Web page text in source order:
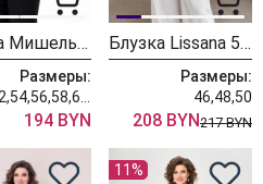
Блузка Мишель Шик 802 синий
Размеры:
194 BYN
Блузка Lissana 5058 бургунди
Размеры:
46,48,50
208 BYN217 BYN
11%